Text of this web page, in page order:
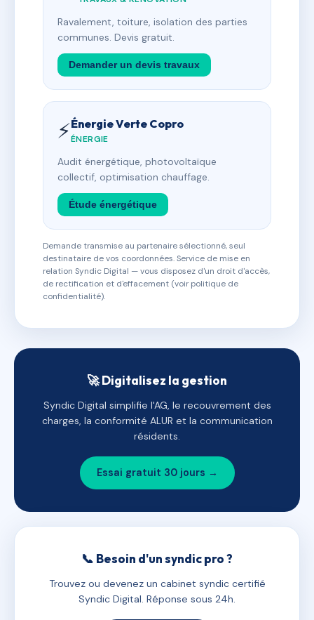
Ravalement, toiture, isolation des parties
communes. Devis gratuit.
Demander un devis travaux
⚡Énergie Verte Copro
ÉNERGIE
Audit énergétique, photovoltaïque
collectif, optimisation chauffage.
Étude énergétique
Demande transmise au partenaire sélectionné, seul
destinataire de vos coordonnées. Service de mise en
relation Syndic Digital — vous disposez d'un droit d'accès,
de rectification et d'effacement (voir politique de
confidentialité).
🚀 Digitalisez la gestion
Syndic Digital simplifie l'AG, le recouvrement des
charges, la conformité ALUR et la communication
résidents.
Essai gratuit 30 jours →
📞 Besoin d'un syndic pro ?
Trouvez ou devenez un cabinet syndic certifié
Syndic Digital. Réponse sous 24h.